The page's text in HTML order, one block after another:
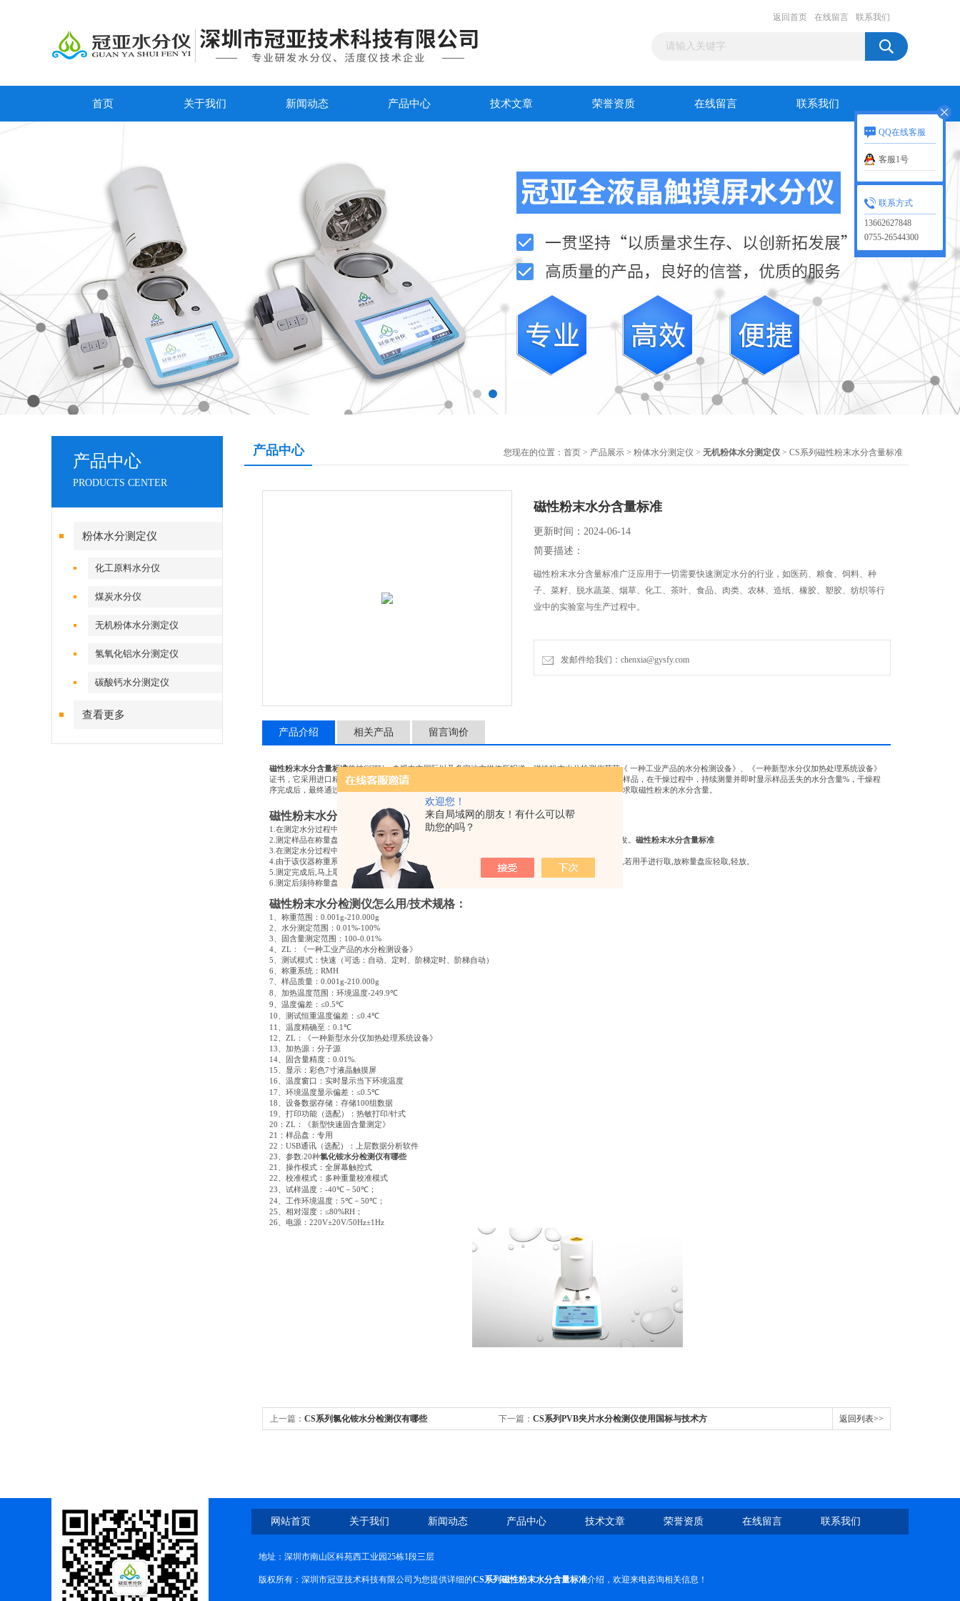
欢迎您！
来自局域网的朋友！有什么可以帮
助您的吗？
返回首页 在线留言 联系我们
首页 关于我们 新闻动态 产品中心 技术文章 荣誉资质 在线留言 联系我们
产品中心
PRODUCTS CENTER
粉体水分测定仪
化工原料水分仪
煤炭水分仪
无机粉体水分测定仪
氢氧化铝水分测定仪
碳酸钙水分测定仪
查看更多
产品中心 您现在的位置： 首页 > 产品展示 > 粉体水分测定仪 > 无机粉体水分测定仪 > CS系列磁性粉末水分含量标准
磁性粉末水分含量标准
更新时间：2024-06-14
简要描述：
磁性粉末水分含量标准广泛应用于一切需要快速测定水分的行业，如医药、粮食、饲料、种
子、菜籽、脱水蔬菜、烟草、化工、茶叶、食品、肉类、农林、造纸、橡胶、塑胶、纺织等行
业中的实验室与生产过程中。
发邮件给我们：chenxia@gysfy.com
产品介绍 相关产品 留言询价
磁性粉末水分含量标准曾被CCTV、央视中文国际以及多家地方媒体所报道，磁性粉末水分检测仪荣获《 一种工业产品的水分检测设备》、《一种新型水分仪加热处理系统设备》
证书，它采用进口精密称重系统称量取样，在测量样品重量的同时，加热单元和水分蒸发通道快速干燥样品，在干燥过程中，持续测量并即时显示样品丢失的水分含量%，干燥程
序完成后，最终通过液晶显示屏把测定的水分含量值被锁定显示，直接计算干燥前后样品质量的变化来求取磁性粉末的水分含量。
磁性粉末水分检测仪使用注意事项：
1.在测定水分过程中,一定要避免震动,加热筒下端缺口不能迎风摆放。
2.测定样品在称量盘中堆积一定要平整,堆积面积尽量布满称盘底面,堆积厚度应尽量薄,利于水分
蒸发。 磁性粉末水分含量标准
3.在测定水分过程中,不能用手去摸加热筒,严禁敲击或直接振动工作台面。
4.由于该仪器称重系统为精密设备,尤其传力部分特别怕重压,冲击,因而在每次取,放称量盘时尽量用托架,若用手进行取,放称量盘应轻取,轻放。
5.测定完成后,马上取下称量盘必须用托架,以免烫手.托架在放入仪器中不应碰到称重支架与称量盘。
6.测定后须待称量盘全部冷却后,再放入下一个试样。
磁性粉末水分检测仪怎么用/技术规格：
1 、称重范围： 0.001g-210.000g
2 、水分测定范围： 0.01%-100%
3 、固含量测定范围： 100-0.01%
4
ZL ：《一种工业产品的水分检测设备》
5 、测试模式：快速（可选：自动、定时、阶梯定时、阶梯自动）
6 、称重系统： RMH
7 、样品质量： 0.001g-210.000g
8 、加热温度范围：环境温度-249.9℃
9 、温度偏差： ≤0.5℃
10 、测试恒重温度偏差： ≤0.4℃
11
、温度精确至： 0.1℃
12
ZL ：《一种新型水分仪加热处理系统设备》
13 、加热源：分子源
14 、固含量精度： 0.01%.
15 、显示：彩色7寸液晶触摸屏
16 、温度窗口：实时显示当下环境温度
17 、环境温度显示偏差： ≤0.5℃
18 、设备数据存储：存储100组数据
19 、打印功能（选配）：热敏打印/针式
20 ： ZL ：《新型快速固含量测定》
21 ：样品盘：专用
22 ： USB通讯（选配）：上层数据分析软件
23 、参数:20种氯化铵水分检测仪有哪些
21
、操作模式：全屏幕触控式
22 、校准模式：多种重量校准模式
23 、试样温度： -40℃ － 50℃ ；
24 、工作环境温度： 5℃ － 50℃ ；
25 、相对湿度： ≤80%RΗ ；
26 、电源： 220V±20V/50Hz±1Hz
上一篇： CS系列氯化铵水分检测仪有哪些 下一篇： CS系列PVB夹片水分检测仪使用国标与技术方 返回列表>>
网站首页 关于我们 新闻动态 产品中心 技术文章 荣誉资质 在线留言 联系我们
地址：深圳市南山区科苑西工业园25栋1段三层
版权所有：深圳市冠亚技术科技有限公司为您提供详细的CS系列磁性粉末水分含量标准介绍，欢迎来电咨询相关信息！
QQ在线客服
客服1号
联系方式
13662627848
0755-26544300